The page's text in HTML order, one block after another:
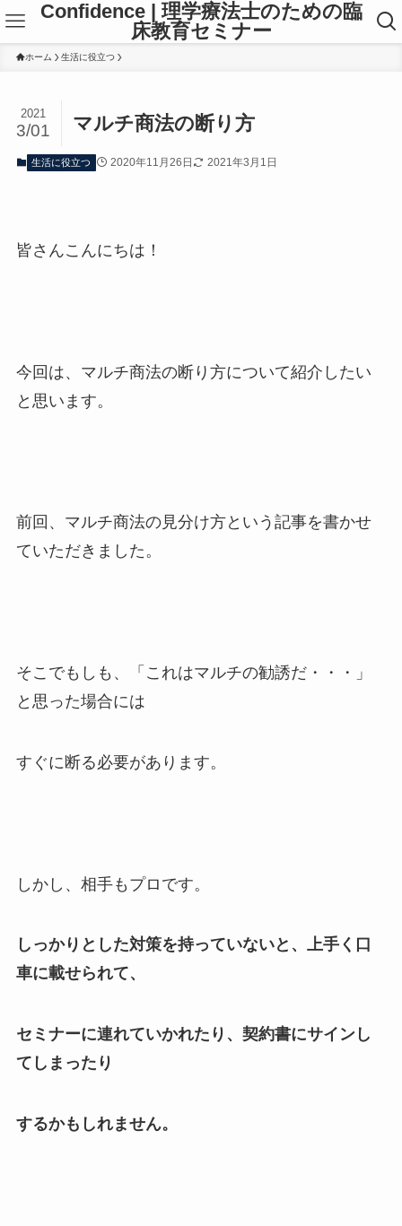
Confidence | 理学療法士のための臨
床教育セミナー
ホーム 生活に役立つ
マルチ商法の断り方
2021
3/01
生活に役立つ 2020年11月26日 2021年3月1日
皆さんこんにちは！
今回は、マルチ商法の断り方について紹介したい
と思います。
前回、マルチ商法の見分け方という記事を書かせ
ていただきました。
そこでもしも、「これはマルチの勧誘だ・・・」
と思った場合には
すぐに断る必要があります。
しかし、相手もプロです。
しっかりとした対策を持っていないと、上手く口
車に載せられて、
セミナーに連れていかれたり、契約書にサインし
てしまったり
するかもしれません。